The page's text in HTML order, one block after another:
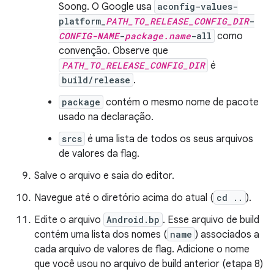
Soong. O Google usa aconfig-values-
platform_ PATH_TO_RELEASE_CONFIG_DIR-
CONFIG-NAME-package.name-all como
convenção. Observe que
PATH_TO_RELEASE_CONFIG_DIR é
build/release .
package contém o mesmo nome de pacote
usado na declaração.
srcs é uma lista de todos os seus arquivos
de valores da flag.
Salve o arquivo e saia do editor.
Navegue até o diretório acima do atual ( cd .. ).
Edite o arquivo Android.bp . Esse arquivo de build
contém uma lista dos nomes ( name ) associados a
cada arquivo de valores de flag. Adicione o nome
que você usou no arquivo de build anterior (etapa 8)